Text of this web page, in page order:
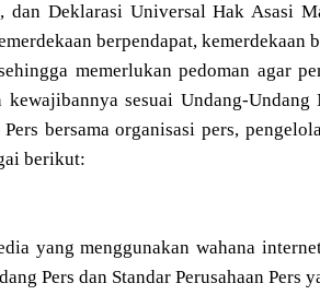
dan Deklarasi Universal Hak Asasi
berpendapat, kemerdekaan
memerlukan pedoman agar
sesuai Undang-
bersama organisasi pers,
berikut:
yang menggunakan wahana
Pers dan Standar Perusahaan Pers